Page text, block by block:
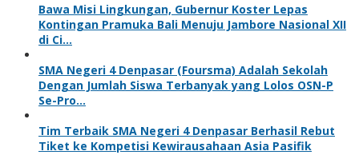
Bawa Misi Lingkungan, Gubernur Koster Lepas
Kontingan Pramuka Bali Menuju Jambore Nasional XII
di Ci…
SMA Negeri 4 Denpasar (Foursma) Adalah Sekolah
Dengan Jumlah Siswa Terbanyak yang Lolos OSN-P
Se-Pro…
Tim Terbaik SMA Negeri 4 Denpasar Berhasil Rebut
Tiket ke Kompetisi Kewirausahaan Asia Pasifik